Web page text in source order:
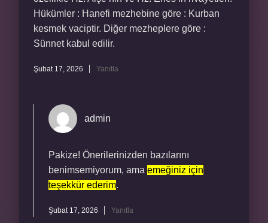
Hükümler : Hanefi mezhebine göre : Kurban
kesmek vaciptir. Diğer mezheplere göre :
Sünnet kabul edilir.
Şubat 17, 2026 Yanıtla
admin
Pakize! Önerilerinizden bazılarını
benimsemiyorum, ama emeğiniz için
teşekkür ederim.
Şubat 17, 2026 Yanıtla